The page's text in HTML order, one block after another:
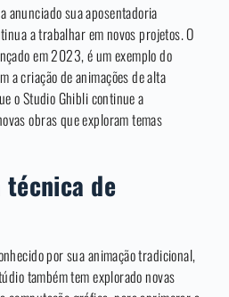
anunciado sua aposentadoria
a trabalhar em novos projetos. O
em 2023, é um exemplo do
a criação de animações de alta
o Studio Ghibli continue a
obras que exploram temas
técnica de
por sua animação tradicional,
também tem explorado novas